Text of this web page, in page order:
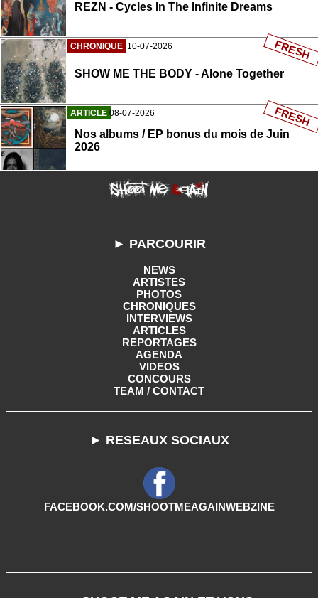
REZN - Cycles In The Infinite Dreams
CHRONIQUE 10-07-2026
SHOW ME THE BODY - Alone Together
FRESH
ARTICLE 08-07-2026
Nos albums / EP bonus du mois de Juin
2026
FRESH
► PARCOURIR
NEWS
ARTISTES
PHOTOS
CHRONIQUES
INTERVIEWS
ARTICLES
REPORTAGES
AGENDA
VIDEOS
CONCOURS
TEAM / CONTACT
► RESEAUX SOCIAUX
FACEBOOK.COM/SHOOTMEAGAINWEBZINE